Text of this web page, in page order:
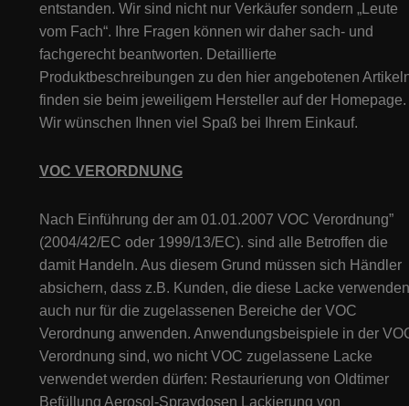
entstanden. Wir sind nicht nur Verkäufer sondern „Leute
vom Fach“. Ihre Fragen können wir daher sach- und
fachgerecht beantworten. Detaillierte
Produktbeschreibungen zu den hier angebotenen
finden sie beim jeweiligem Hersteller auf der Homepage.
Wir wünschen Ihnen viel Spaß bei Ihrem Einkauf.
VOC VERORDNUNG
Nach Einführung der am 01.01.2007 VOC Verordnung”
(2004/42/EC oder 1999/13/EC). sind alle Betroffen die
damit Handeln. Aus diesem Grund müssen sich Händler
absichern, dass z.B. Kunden, die diese Lacke
auch nur für die zugelassenen Bereiche der VOC
Verordnung anwenden. Anwendungsbeispiele in der
Verordnung sind, wo nicht VOC zugelassene Lacke
verwendet werden dürfen: Restaurierung von Oldtimer
Befüllung Aerosol-Spraydosen Lackierung von